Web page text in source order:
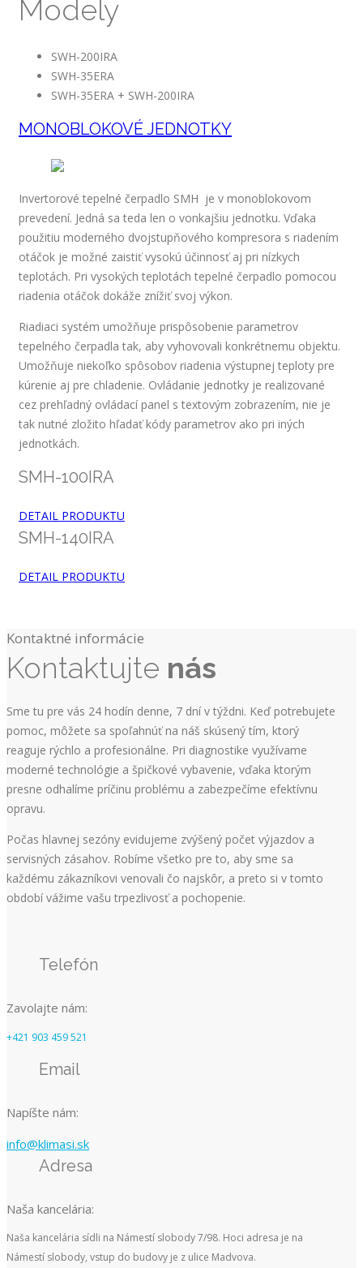
Modely
SWH-200IRA
SWH-35ERA
SWH-35ERA + SWH-200IRA
MONOBLOKOVÉ JEDNOTKY
Invertorové tepelné čerpadlo SMH je v monoblokovom
prevedení. Jedná sa teda len o vonkajšiu jednotku. Vďaka
použitiu moderného dvojstupňového kompresora s riadením
otáčok je možné zaistiť vysokú účinnosť aj pri nízkych
teplotách. Pri vysokých teplotách tepelné čerpadlo pomocou
riadenia otáčok dokáže znížiť svoj výkon.
Riadiaci systém umožňuje prispôsobenie parametrov
tepelného čerpadla tak, aby vyhovovali konkrétnemu objektu.
Umožňuje niekoľko spôsobov riadenia výstupnej teploty pre
kúrenie aj pre chladenie. Ovládanie jednotky je realizované
cez prehľadný ovládací panel s textovým zobrazením, nie je
tak nutné zložito hľadať kódy parametrov ako pri iných
jednotkách.
SMH-100IRA
DETAIL PRODUKTU
SMH-140IRA
DETAIL PRODUKTU
Kontaktné informácie
Kontaktujte nás
Sme tu pre vás 24 hodín denne, 7 dní v týždni. Keď potrebujete
pomoc, môžete sa spoľahnúť na náš skúsený tím, ktorý
reaguje rýchlo a profesionálne. Pri diagnostike využívame
moderné technológie a špičkové vybavenie, vďaka ktorým
presne odhalíme príčinu problému a zabezpečíme efektívnu
opravu.
Počas hlavnej sezóny evidujeme zvýšený počet výjazdov a
servisných zásahov. Robíme všetko pre to, aby sme sa
každému zákazníkovi venovali čo najskôr, a preto si v tomto
období vážime vašu trpezlivosť a pochopenie.
Telefón
Zavolajte nám:
+421 903 459 521
Email
Napíšte nám:
info@klimasi.sk
Adresa
Naša kancelária:
Naša kancelária sídli na Námestí slobody 7/98. Hoci adresa je na
Námestí slobody, vstup do budovy je z ulice Madvova.